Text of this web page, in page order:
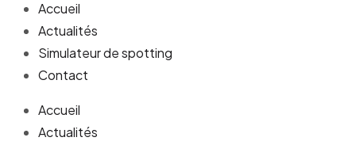
Accueil
Actualités
Simulateur de spotting
Contact
Accueil
Actualités